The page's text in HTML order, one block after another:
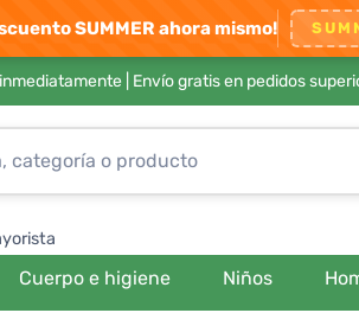
SUMMER ahora mismo!
| Envío gratis en pedidos
Cuerpo e higiene Niños